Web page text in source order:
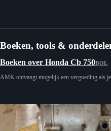
Boeken, tools &
Boeken over Honda Cb 750BOL
AMK ontvangt mogelijk een vergoeding als